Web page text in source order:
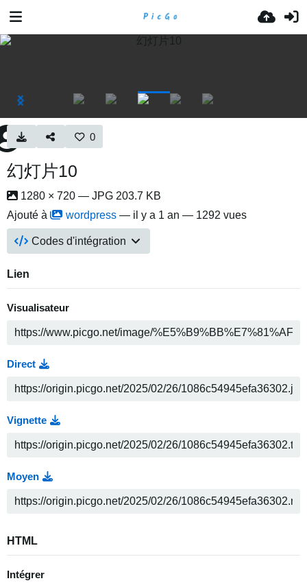
0
幻灯片10
1280 × 720 — JPG 203.7 KB
Ajouté à
wordpress — il y a 1 an — 1292 vues
Codes d'intégration
Lien
Visualisateur
Direct
Vignette
Moyen
HTML
Intégrer